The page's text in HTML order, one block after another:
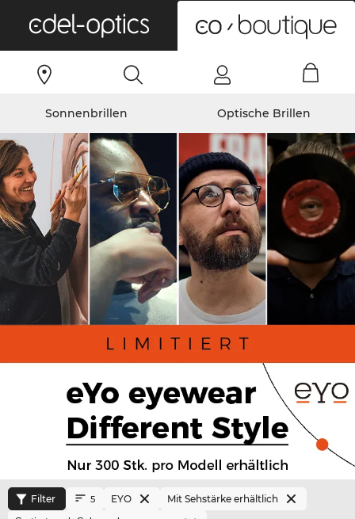
Sonnenbrillen Optische Brillen
Filter 5 EYO Mit Sehstärke erhältlich